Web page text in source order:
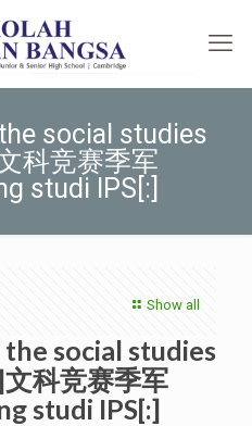
social studies
科竞赛季军
studi IPS[:]
Show all
social studies
科竞赛季军
studi IPS[:]